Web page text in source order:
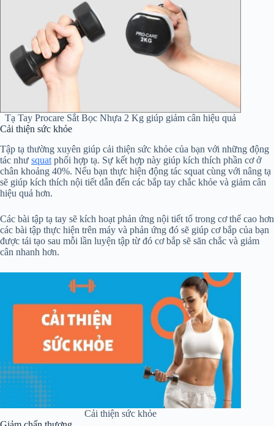
Tạ Tay Procare Sắt Bọc Nhựa 2 Kg giúp giảm cân hiệu quả
Cải thiện sức khỏe
Tập tạ thường xuyên giúp cải thiện sức khỏe của bạn với những động
tác như squat phối hợp tạ. Sự kết hợp này giúp kích thích phần cơ ở
chân khoảng 40%. Nếu bạn thực hiện động tác squat cùng với nâng tạ
sẽ giúp kích thích nội tiết dẫn đến các bắp tay chắc khỏe và giảm cân
hiệu quả hơn.
Các bài tập tạ tay sẽ kích hoạt phản ứng nội tiết tố trong cơ thể cao hơn
các bài tập thực hiện trên máy và phản ứng đó sẽ giúp cơ bắp của bạn
được tái tạo sau mỗi lần luyện tập từ đó cơ bắp sẽ săn chắc và giảm
cân nhanh hơn.
Cải thiện sức khỏe